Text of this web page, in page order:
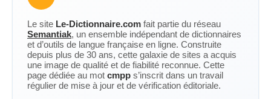
Le site Le-Dictionnaire.com fait partie du réseau
Semantiak, un ensemble indépendant de dictionnaires
et d’outils de langue française en ligne. Construite
depuis plus de 30 ans, cette galaxie de sites a acquis
une image de qualité et de fiabilité reconnue. Cette
page dédiée au mot cmpp s’inscrit dans un travail
régulier de mise à jour et de vérification éditoriale.